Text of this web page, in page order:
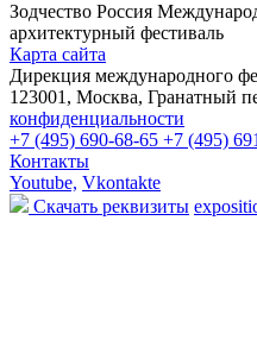
Зодчество Россия
архитектурный фестиваль
Карта сайта
Дирекция международного
123001, Москва, Гранатный
конфиденциальности
+7 (495) 690-68-65 +7 (495)
Контакты
Youtube, Vkontakte
Скачать реквизиты